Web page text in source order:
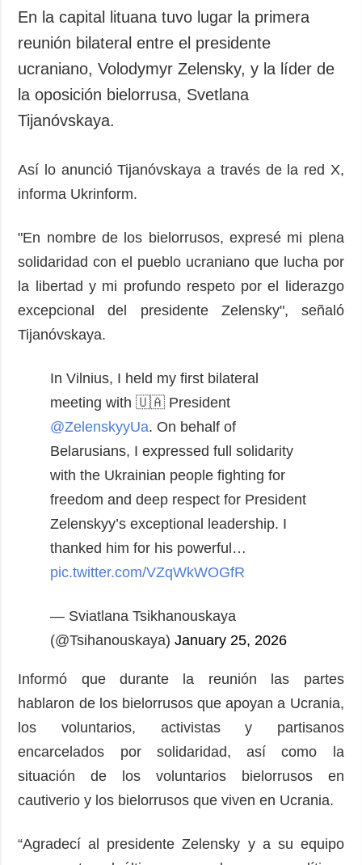
En la capital lituana tuvo lugar la primera
reunión bilateral entre el presidente
ucraniano, Volodymyr Zelensky, y la líder de
la oposición bielorrusa, Svetlana
Tijanóvskaya.
Así lo anunció Tijanóvskaya a través de la red X,
informa Ukrinform.
"En nombre de los bielorrusos, expresé mi plena
solidaridad con el pueblo ucraniano que lucha por
la libertad y mi profundo respeto por el liderazgo
excepcional del presidente Zelensky", señaló
Tijanóvskaya.
In Vilnius, I held my first bilateral
meeting with 🇺🇦 President
@ZelenskyyUa. On behalf of
Belarusians, I expressed full solidarity
with the Ukrainian people fighting for
freedom and deep respect for President
Zelenskyy’s exceptional leadership. I
thanked him for his powerful…
pic.twitter.com/VZqWkWOGfR
— Sviatlana Tsikhanouskaya
(@Tsihanouskaya)January 25, 2026
Informó que durante la reunión las partes
hablaron de los bielorrusos que apoyan a Ucrania,
los voluntarios, activistas y partisanos
encarcelados por solidaridad, así como la
situación de los voluntarios bielorrusos en
cautiverio y los bielorrusos que viven en Ucrania.
“Agradecí al presidente Zelensky y a su equipo